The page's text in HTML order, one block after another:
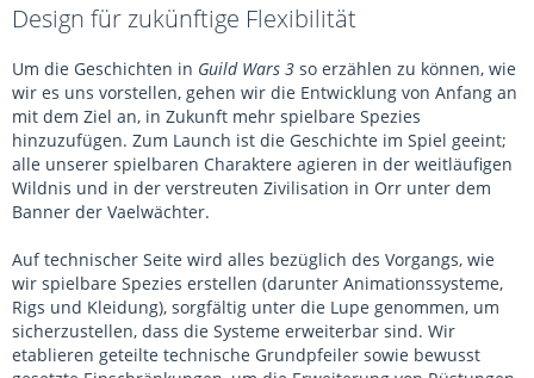
Design für zukünftige Flexibilität
Um die Geschichten in Guild Wars 3 so erzählen zu können, wie
wir es uns vorstellen, gehen wir die Entwicklung von Anfang an
mit dem Ziel an, in Zukunft mehr spielbare Spezies
hinzuzufügen. Zum Launch ist die Geschichte im Spiel geeint;
alle unserer spielbaren Charaktere agieren in der weitläufigen
Wildnis und in der verstreuten Zivilisation in Orr unter dem
Banner der Vaelwächter.
Auf technischer Seite wird alles bezüglich des Vorgangs, wie
wir spielbare Spezies erstellen (darunter Animationssysteme,
Rigs und Kleidung), sorgfältig unter die Lupe genommen, um
sicherzustellen, dass die Systeme erweiterbar sind. Wir
etablieren geteilte technische Grundpfeiler sowie bewusst